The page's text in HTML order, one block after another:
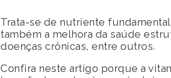
Trata-se de nutriente
também a melhora da saúde
doenças crônicas, entre outros.
Confira neste artigo porque a